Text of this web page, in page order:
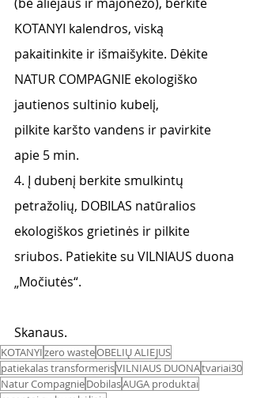
KOTANYI kalendros, viską
pakaitinkite ir išmaišykite. Dėkite
NATUR COMPAGNIE ekologiško
jautienos sultinio kubelį,
pilkite karšto vandens ir pavirkite
apie 5 min.
4. Į dubenį berkite smulkintų
petražolių, DOBILAS natūralios
ekologiškos grietinės ir pilkite
sriubos. Patiekite su VILNIAUS duona
„Močiutės“.
Skanaus.
KOTANYIzero wasteOBELIŲ ALIEJUS
patiekalas transformerisVILNIAUS DUONAtvariai30
Natur CompagnieDobilasAUGA produktai